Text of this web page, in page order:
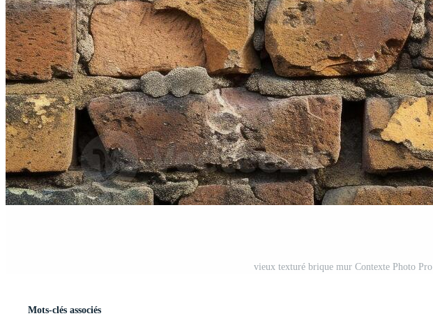
vieux texturé brique mur Contexte Photo Pro
Mots-clés associés